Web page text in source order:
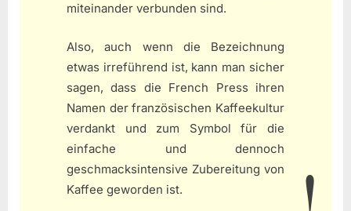
miteinander verbunden sind.
Also, auch wenn die Bezeichnung
etwas irreführend ist, kann man sicher
sagen, dass die French Press ihren
Namen der französischen Kaffeekultur
verdankt und zum Symbol für die
einfache und dennoch
geschmacksintensive Zubereitung von
Kaffee geworden ist.